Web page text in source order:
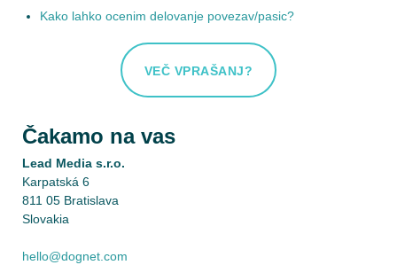
Kako lahko ocenim delovanje povezav/pasic?
VEČ VPRAŠANJ?
Čakamo na vas
Lead Media s.r.o.
Karpatská 6
811 05 Bratislava
Slovakia
hello@dognet.com